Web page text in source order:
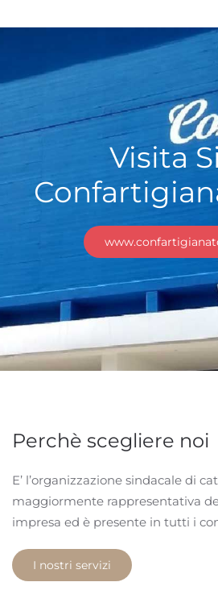
Visita
Perchè scegliere noi
E’ l’organizzazione sindacale di
maggiormente rappresentativa
impresa ed è presente in tutti i
I nostri servizi